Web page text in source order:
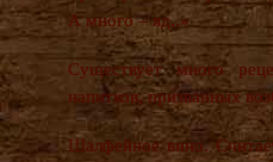
А много – яд..»
Существует много
напитков, призванных
Шалфейное вино.